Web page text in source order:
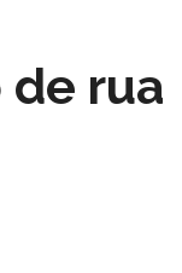
rua